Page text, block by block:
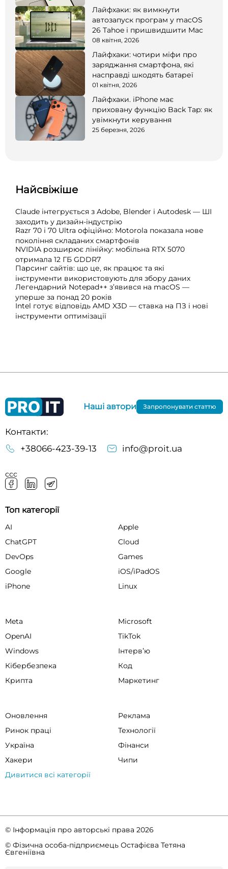
Лайфхаки: як вимкнути
автозапуск програм у macOS
26 Tahoe і пришвидшити Mac
08 квітня, 2026
Лайфхаки: чотири міфи про
заряджання смартфона, які
насправді шкодять батареї
01 квітня, 2026
Лайфхаки. iPhone має
приховану функцію Back Tap: як
увімкнути керування
25 березня, 2026
Найсвіжіше
Claude інтегрується з Adobe, Blender і Autodesk — ШІ
заходить у дизайн-індустрію
Razr 70 і 70 Ultra офіційно: Motorola показала нове
покоління складаних смартфонів
NVIDIA розширює лінійку: мобільна RTX 5070
отримала 12 ГБ GDDR7
Парсинг сайтів: що це, як працює та які
інструменти використовують для збору даних
Легендарний Notepad++ з’явився на macOS —
уперше за понад 20 років
Intel готує відповідь AMD X3D — ставка на ПЗ і нові
інструменти оптимізації
Контакти:
+38066-423-39-13
info@proit.ua
ссс
Наші автори Запропонувати статтю
Топ категорії
AI
Apple
ChatGPT
Cloud
DevOps
Games
Google
iOS/iPadOS
iPhone
Linux
Meta
Microsoft
OpenAI
TikTok
Windows
Інтервʼю
Кібербезпека
Код
Крипта
Маркетинг
Оновлення
Реклама
Ринок праці
Технології
Україна
Фінанси
Хакери
Чипи
Дивитися всі категорії
© Інформація про авторські права 2026
© Фізична особа-підприємець Остафієва Тетяна
Євгеніївна